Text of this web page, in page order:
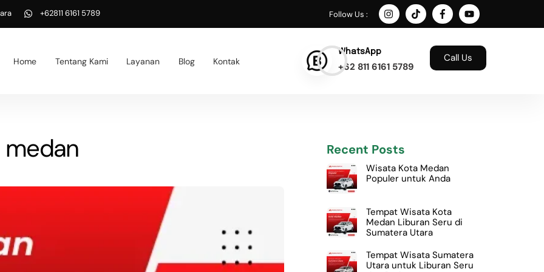
+62811 6161 5789 Follow Us :
Home Tentang Kami Layanan Blog Kontak
WhatsApp
+62 811 6161 5789
Call Us
Recent Posts
Wisata Kota Medan
Populer untuk Anda
Tempat Wisata Kota
Medan Liburan Seru di
Sumatera Utara
Tempat Wisata Sumatera
Utara untuk Liburan Seru